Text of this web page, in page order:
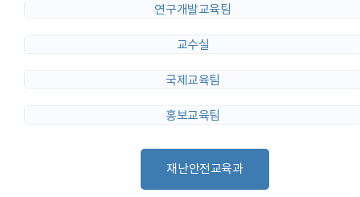
연구개발교육팀
교수실
국제교육팀
홍보교육팀
재난안전교육과